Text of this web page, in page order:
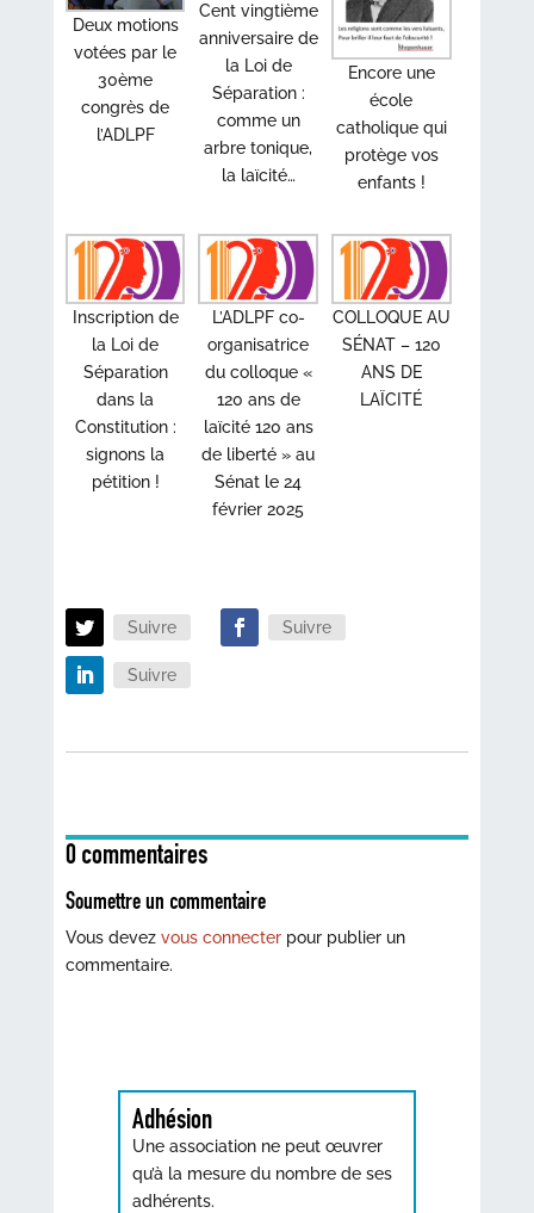
Deux motions
votées par le
30ème
congrès de
l’ADLPF
Cent vingtième
anniversaire de
la Loi de
Séparation :
comme un
arbre tonique,
la laïcité…
Encore une
école
catholique qui
protège vos
enfants !
Inscription de
la Loi de
Séparation
dans la
Constitution :
signons la
pétition !
L’ADLPF co-
organisatrice
du colloque «
120 ans de
laïcité 120 ans
de liberté » au
Sénat le 24
février 2025
COLLOQUE AU
SÉNAT – 120
ANS DE
LAÏCITÉ
Suivre Suivre
Suivre
0 commentaires
Soumettre un commentaire
Vous devez vous connecterpour publier un
commentaire.
Adhésion
Une association ne peut œuvrer
qu’à la mesure du nombre de ses
adhérents.